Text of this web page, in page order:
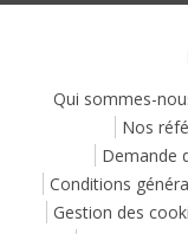
Qui sommes-
Nos
Demande
Conditions
Gestion des